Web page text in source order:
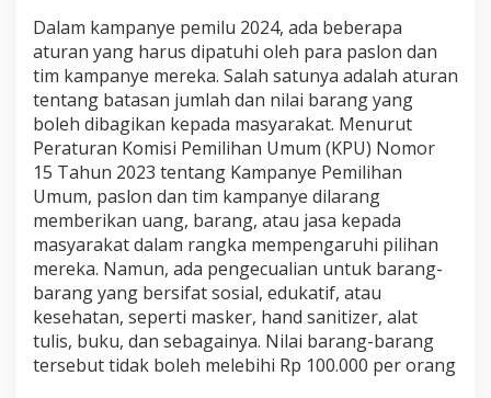
a
r
a
n
g
K
a
m
a
n
y
e
Dalam kampanye pemilu 2024, ada beberapa
aturan yang harus dipatuhi oleh para paslon dan
tim kampanye mereka. Salah satunya adalah aturan
tentang batasan jumlah dan nilai barang yang
boleh dibagikan kepada masyarakat. Menurut
Peraturan Komisi Pemilihan Umum (KPU) Nomor
15 Tahun 2023 tentang Kampanye Pemilihan
Umum, paslon dan tim kampanye dilarang
memberikan uang, barang, atau jasa kepada
masyarakat dalam rangka mempengaruhi pilihan
mereka. Namun, ada pengecualian untuk barang-
barang yang bersifat sosial, edukatif, atau
kesehatan, seperti masker, hand sanitizer, alat
tulis, buku, dan sebagainya. Nilai barang-barang
tersebut tidak boleh melebihi Rp 100.000 per orang